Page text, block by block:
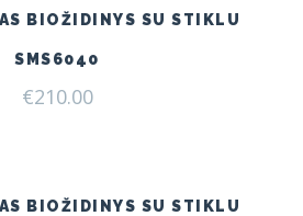
BIOŽIDINYS SU STIKLU
SMS6040
€210.00
BIOŽIDINYS SU STIKLU